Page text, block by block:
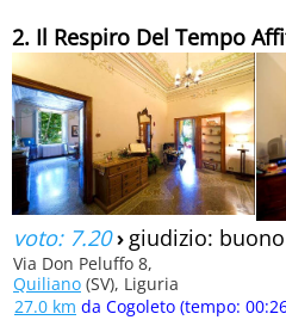
2. Il Respiro Del Tempo
voto: 7.20› giudizio: buono
Via Don Peluffo 8,
Quiliano (SV), Liguria
27.0 km da Cogoleto (tempo: